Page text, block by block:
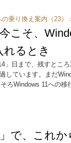
乗り換え案内（23）
こそ、
れるとき
」日まで、残すとこ
しています。まだ
ろWindows 11への
で、これか